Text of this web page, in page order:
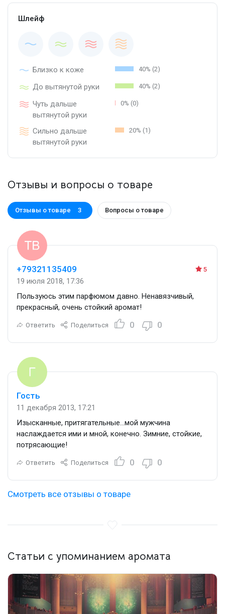
Шлейф
Близко к коже 40% (2)
До вытянутой руки 40% (2)
Чуть дальше
вытянутой руки
0% (0)
Сильно дальше
вытянутой руки
20% (1)
Отзывы и вопросы о товаре
Отзывы о товаре 3 Вопросы о товаре
5
+79321135409
19 июля 2018, 17:36
Пользуюсь этим парфюмом давно. Ненавязчивый,
прекрасный, очень стойкий аромат!
Ответить Поделиться 0 0
Гость
11 декабря 2013, 17:21
Изысканные, притягательные…мой мужчина
наслаждается ими и мной, конечно. Зимние, стойкие,
потрясающие!
Ответить Поделиться 0 0
Смотреть все отзывы о товаре
Статьи с упоминанием аромата